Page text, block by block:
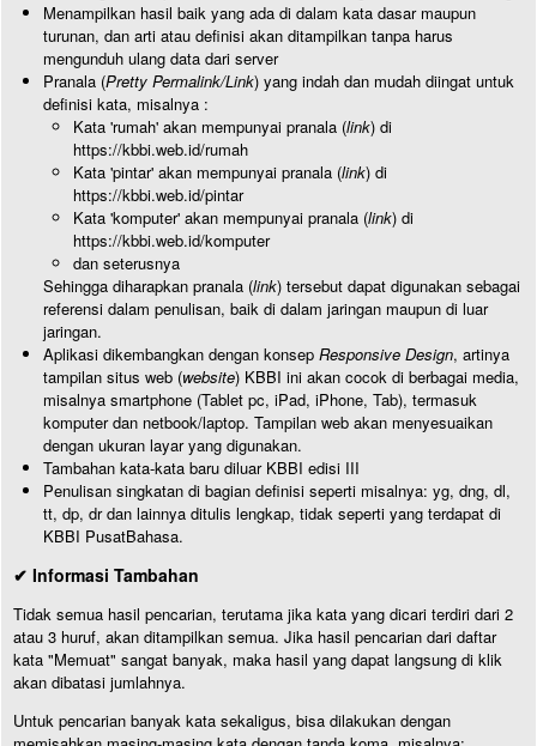
Menampilkan hasil baik yang ada di dalam kata dasar maupun
turunan, dan arti atau definisi akan ditampilkan tanpa harus
mengunduh ulang data dari server
Pranala (Pretty Permalink/Link) yang indah dan mudah diingat untuk
definisi kata, misalnya :
Kata 'rumah' akan mempunyai pranala (link) di
https://kbbi.web.id/rumah
Kata 'pintar' akan mempunyai pranala (link) di
https://kbbi.web.id/pintar
Kata 'komputer' akan mempunyai pranala (link) di
https://kbbi.web.id/komputer
dan seterusnya
Sehingga diharapkan pranala (link) tersebut dapat digunakan sebagai
referensi dalam penulisan, baik di dalam jaringan maupun di luar
jaringan.
Aplikasi dikembangkan dengan konsep Responsive Design, artinya
tampilan situs web (website) KBBI ini akan cocok di berbagai media,
misalnya smartphone (Tablet pc, iPad, iPhone, Tab), termasuk
komputer dan netbook/laptop. Tampilan web akan menyesuaikan
dengan ukuran layar yang digunakan.
Tambahan kata-kata baru diluar KBBI edisi III
Penulisan singkatan di bagian definisi seperti misalnya: yg, dng, dl,
tt, dp, dr dan lainnya ditulis lengkap, tidak seperti yang terdapat di
KBBI PusatBahasa.
✔ Informasi Tambahan
Tidak semua hasil pencarian, terutama jika kata yang dicari terdiri dari 2
atau 3 huruf, akan ditampilkan semua. Jika hasil pencarian dari daftar
kata "Memuat" sangat banyak, maka hasil yang dapat langsung di klik
akan dibatasi jumlahnya.
Untuk pencarian banyak kata sekaligus, bisa dilakukan dengan